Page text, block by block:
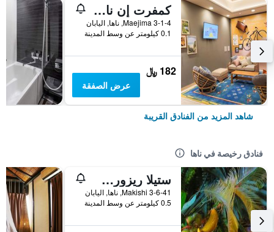
كمفرت إن ناها توماري بورت
3-1-4 Maejima, ناها, اليابان
0.1 كيلومتر عن وسط المدينة
182 ﷼
عرض الصفقة
شاهد المزيد من الفنادق القريبة
فنادق رخيصة في ناها
ستيلا ريزورت - دار ضيافة
3-6-41 Makishi, ناها, اليابان
0.5 كيلومتر عن وسط المدينة